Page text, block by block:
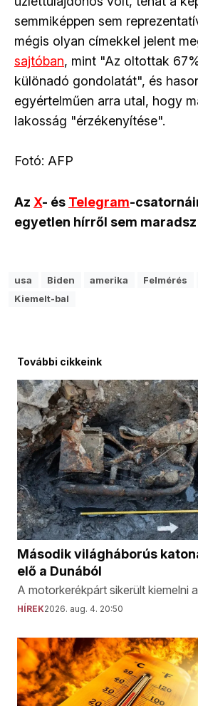
semmiképpen sem
mégis olyan címekkel jelent
sajtóban, mint "Az oltottak
különadó gondolatát", és
egyértelműen arra utal, hogy
lakosság "érzékenyítése".
Fotó: AFP
Az X- és Telegram-
egyetlen hírről sem maradsz
usa Biden amerika Felmérés
Kiemelt-bal
További cikkeink
Második világháborús
elő a Dunából
A motorkerékpárt sikerült kiemelni
HÍREK2026. aug. 4. 20:50